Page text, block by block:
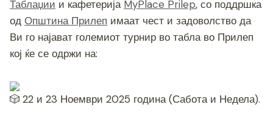
b
o
o
n
g
er
a
m
A
p
p
Li
n
k
Таблаџии и кафетерија MyPlace Prilep, со поддршка
од Општина Прилеп имаат чест и задоволство да
Ви го најават големиот турнир во табла во Прилеп
кој ќе се одржи на:
22 и 23 Ноември 2025 година (Сабота и Недела).